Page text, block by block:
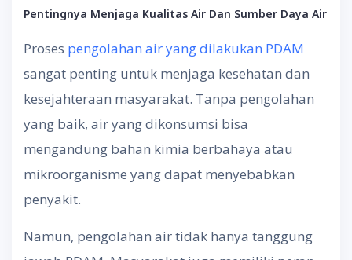
Pentingnya Menjaga Kualitas Air Dan Sumber Daya Air
Proses pengolahan air yang dilakukan PDAM
sangat penting untuk menjaga kesehatan dan
kesejahteraan masyarakat. Tanpa pengolahan
yang baik, air yang dikonsumsi bisa
mengandung bahan kimia berbahaya atau
mikroorganisme yang dapat menyebabkan
penyakit.
Namun, pengolahan air tidak hanya tanggung